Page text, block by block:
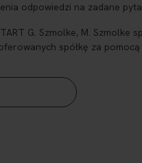
odpowiedzi na zadane
G. Szmolke, M. Szmolke
spółkę za